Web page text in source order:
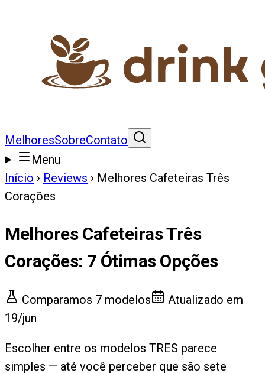
MelhoresSobreContato
Menu
Início › Reviews › Melhores Cafeteiras Três
Corações
Melhores Cafeteiras Três
Corações: 7 Ótimas Opções
Comparamos 7 modelos
Atualizado em
19/jun
Escolher entre os modelos TRES parece
simples — até você perceber que são sete